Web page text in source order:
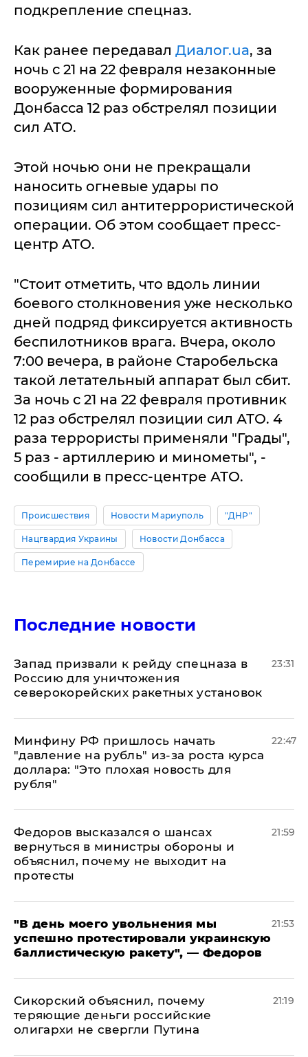
подкрепление спецназ.
Как ранее передавал Диалог.ua, за
ночь с 21 на 22 февраля незаконные
вооруженные формирования
Донбасса 12 раз обстрелял позиции
сил АТО.
Этой ночью они не прекращали
наносить огневые удары по
позициям сил антитеррористической
операции. Об этом сообщает пресс-
центр АТО.
"Стоит отметить, что вдоль линии
боевого столкновения уже несколько
дней подряд фиксируется активность
беспилотников врага. Вчера, около
7:00 вечера, в районе Старобельска
такой летательный аппарат был сбит.
За ночь с 21 на 22 февраля противник
12 раз обстрелял позиции сил АТО. 4
раза террористы применяли "Грады",
5 раз - артиллерию и минометы", -
сообщили в пресс-центре АТО.
Происшествия Новости Мариуполь "ДНР"
Нацгвардия Украины Новости Донбасса
Перемирие на Донбассе
Последние новости
Запад призвали к рейду спецназа в
Россию для уничтожения
северокорейских ракетных установок
23:31
Минфину РФ пришлось начать
"давление на рубль" из-за роста курса
доллара: "Это плохая новость для
рубля"
22:47
Федоров высказался о шансах
вернуться в министры обороны и
объяснил, почему не выходит на
протесты
21:59
​"В день моего увольнения мы
успешно протестировали украинскую
баллистическую ракету", — Федоров
21:53
Сикорский объяснил, почему
теряющие деньги российские
олигархи не свергли Путина
21:19